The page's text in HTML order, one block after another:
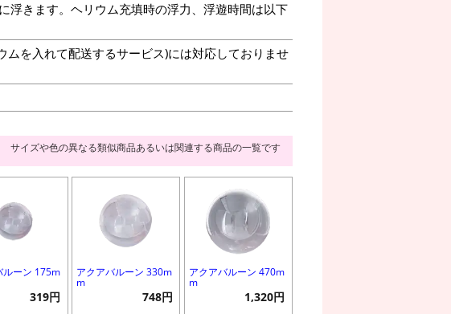
浮きます。ヘリウム充填時の浮力、浮遊時間は以下
ムを入れて配送するサービス)には対応しておりませ
サイズや色の異なる類似商品あるいは関連する商品の一覧です
ルーン 175m
319円
アクアバルーン 330m
m
748円
アクアバルーン 470m
m
1,320円